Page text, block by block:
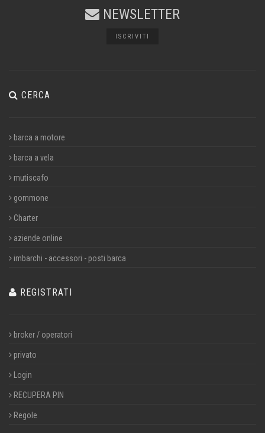
NEWSLETTER
ISCRIVITI
CERCA
barca a motore
barca a vela
mutiscafo
gommone
Charter
aziende online
imbarchi - accessori - posti barca
REGISTRATI
broker / operatori
privato
Login
RECUPERA PIN
Regole